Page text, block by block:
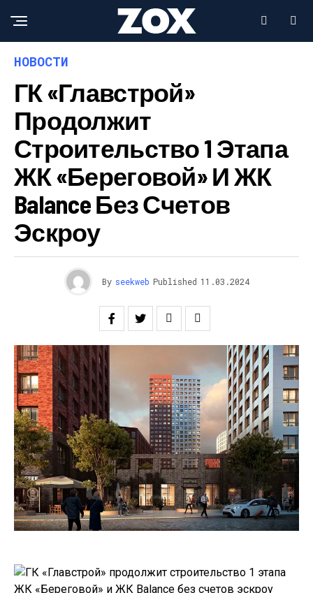
НОВОСТИ
ГК «Главстрой»
Продолжит
Строительство 1 Этапа
ЖК «Береговой» И ЖК
Balance Без Счетов
Эскроу
By seekweb Published 11.03.2024